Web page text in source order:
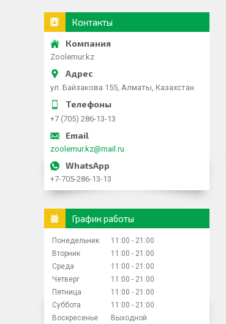
Контакты
Zoolemur.kz
ул. Байзакова 155, Алматы, Казахстан
+7 (705) 286-13-13
zoolemur.kz@mail.ru
+7-705-286-13-13
График работы
Понедельник 11:00
21:00
Вторник
11:00
21:00
Среда
11:00
21:00
Четверг
11:00
21:00
Пятница
11:00
21:00
Суббота
11:00
21:00
Воскресенье
Выходной